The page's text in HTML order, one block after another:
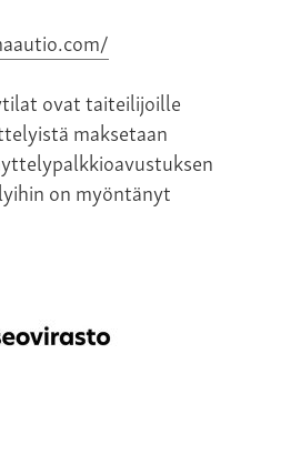
ovat taiteilijoille
maksetaan
on myöntänyt